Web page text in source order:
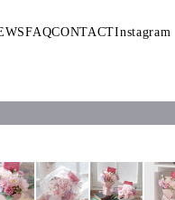
FAQCONTACTInstagram